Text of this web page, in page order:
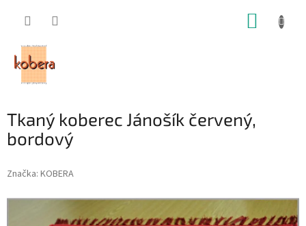
Tkaný koberec Jánošík červený,
bordový
Značka: KOBERA